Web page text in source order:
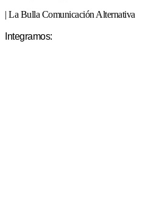
| La Bulla Comunicación Alternativa
Integramos: